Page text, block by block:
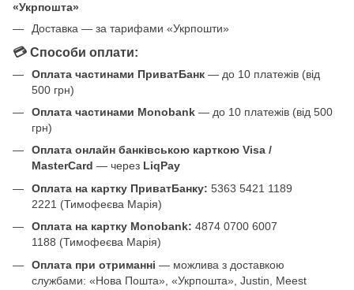
«Укрпошта»
Доставка — за тарифами «Укрпошти»
💳 Способи оплати:
Оплата частинами ПриватБанк — до 10 платежів (від
500 грн)
Оплата частинами Monobank — до 10 платежів (від 500
грн)
Оплата онлайн банківською карткою Visa /
MasterCard — через LiqPay
Оплата на картку ПриватБанку: 5363 5421 1189
2221 (Тимофеєва Марія)
Оплата на картку Monobank: 4874 0700 6007
1188 (Тимофеєва Марія)
Оплата при отриманні — можлива з доставкою
службами: «Нова Пошта», «Укрпошта», Justin, Meest